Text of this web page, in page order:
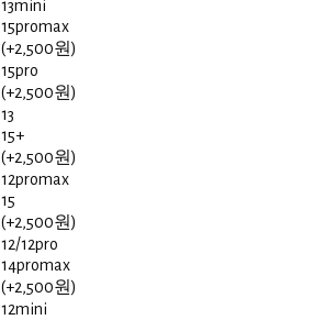
13mini
15promax
(+2,500원)
15pro
(+2,500원)
13
15+
(+2,500원)
12promax
15
(+2,500원)
12/12pro
14promax
(+2,500원)
12mini